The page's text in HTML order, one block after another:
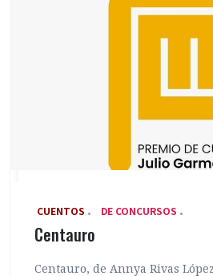
‎ CUENTOS DE CONCURSOS
Centauro
Centauro, de Annya Rivas